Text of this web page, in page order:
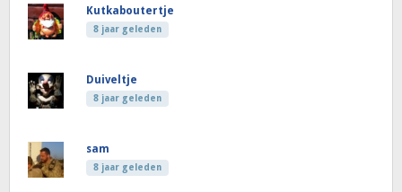
Kutkaboutertje
8 jaar geleden
Duiveltje
8 jaar geleden
sam
8 jaar geleden